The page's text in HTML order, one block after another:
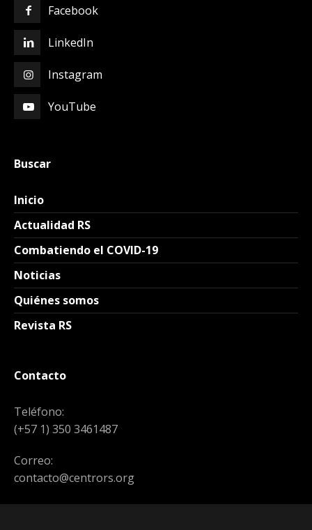
Facebook
LinkedIn
Instagram
YouTube
Buscar
Inicio
Actualidad RS
Combatiendo el COVID-19
Noticias
Quiénes somos
Revista RS
Contacto
Teléfono:
(+57 1) 350 3461487
Correo:
contacto@centrors.org